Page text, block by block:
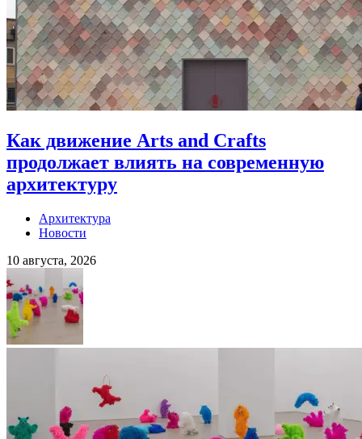
Как движение Arts and Crafts
продолжает влиять на современную
архитектуру
Архитектура
Новости
10 августа, 2026